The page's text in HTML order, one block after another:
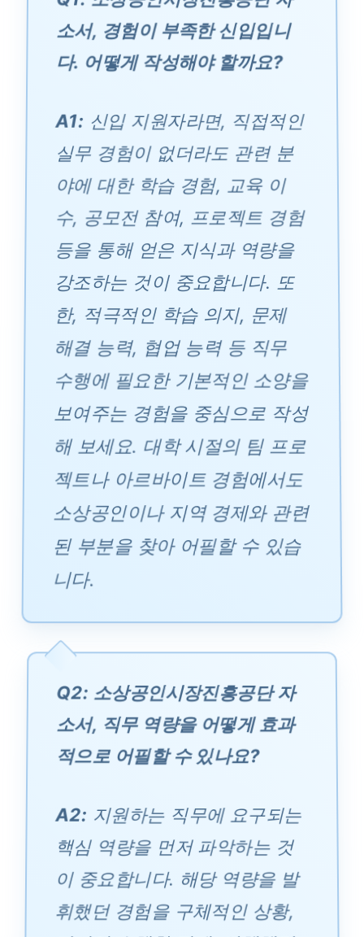
소서, 경험이 부족한 신입입니
다. 어떻게 작성해야 할까요?
A1: 신입 지원자라면, 직접적인
실무 경험이 없더라도 관련 분
야에 대한 학습 경험, 교육 이
수, 공모전 참여, 프로젝트 경험
등을 통해 얻은 지식과 역량을
강조하는 것이 중요합니다. 또
한, 적극적인 학습 의지, 문제
해결 능력, 협업 능력 등 직무
수행에 필요한 기본적인 소양을
보여주는 경험을 중심으로 작성
해 보세요. 대학 시절의 팀 프로
젝트나 아르바이트 경험에서도
소상공인이나 지역 경제와 관련
된 부분을 찾아 어필할 수 있습
니다.
Q2: 소상공인시장진흥공단 자
소서, 직무 역량을 어떻게 효과
적으로 어필할 수 있나요?
A2: 지원하는 직무에 요구되는
핵심 역량을 먼저 파악하는 것
이 중요합니다. 해당 역량을 발
휘했던 경험을 구체적인 상황,